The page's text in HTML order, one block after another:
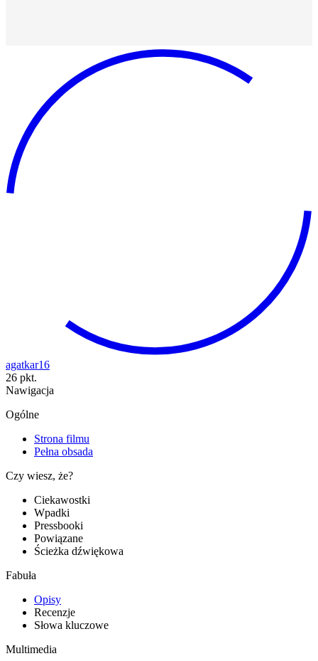
agatkar16
26 pkt.
Nawigacja
Ogólne
Strona filmu
Pełna obsada
Czy wiesz, że?
Ciekawostki
Wpadki
Pressbooki
Powiązane
Ścieżka dźwiękowa
Fabuła
Opisy
Recenzje
Słowa kluczowe
Multimedia